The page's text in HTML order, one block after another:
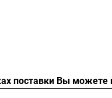
поставки Вы можете